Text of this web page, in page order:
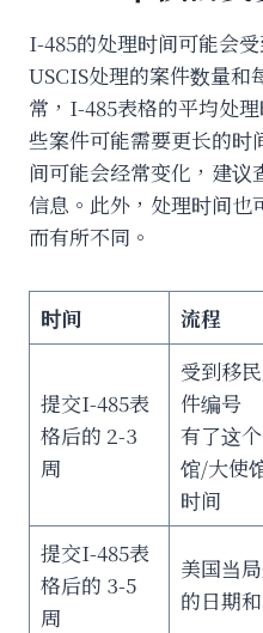
I-485的处理时间可能会
USCIS处理的案件数量和
常，I-485表格的平均处
些案件可能需要更长的时
间可能会经常变化，建议
信息。此外，处理时间也
而有所不同。
时间 流程
提交I-485表
格后的 2-3
周
受到移
件编号
有了这
馆/大使
时间
提交I-485表
格后的 3-5
周
美国当
的日期